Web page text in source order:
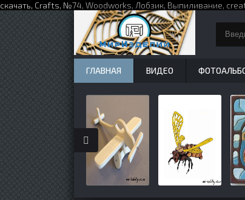
скачать, Crafts, №74, Woodworks, Лобзик, Выпиливание,
ГЛАВНАЯ ВИДЕО